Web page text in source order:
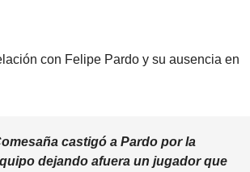
con Felipe Pardo y su ausencia en
castigó a Pardo por la
dejando afuera un jugador que